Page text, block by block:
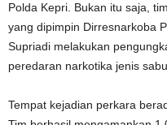
Polda Kepri. Bukan itu saja,
yang dipimpin Dirresnarkoba
Supriadi melakukan
peredaran narkotika jenis sabu.
Tempat kejadian perkara